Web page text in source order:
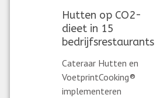
Hutten op CO2-
dieet in 15
bedrijfsrestaurants
Cateraar Hutten en
VoetprintCooking®
implementeren